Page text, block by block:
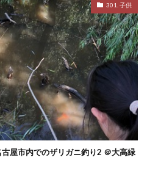
301. 子供
古屋市内でのザリガニ釣り2 ＠大高緑